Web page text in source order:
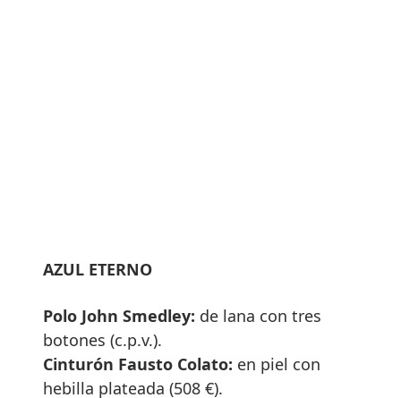
AZUL ETERNO
Polo John Smedley: de lana con tres
botones (c.p.v.).
Cinturón Fausto Colato: en piel con
hebilla plateada (508 €).